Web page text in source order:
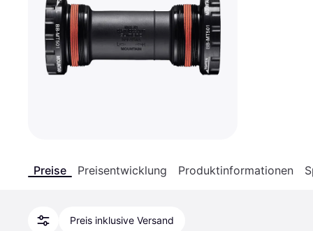
Ratenzahlung
Preise Preisentwicklung Produktinformationen
Preis inklusive Versand